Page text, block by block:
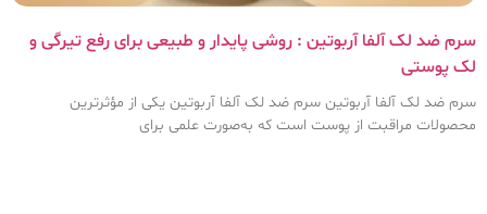
سرم ضد لک آلفا آربوتین : روشی پایدار و طبیعی برای رفع تیرگی و
لک پوستی
سرم ضد لک آلفا آربوتین سرم ضد لک آلفا آربوتین یکی از مؤثرترین
محصولات مراقبت از پوست است که به‌صورت علمی برای